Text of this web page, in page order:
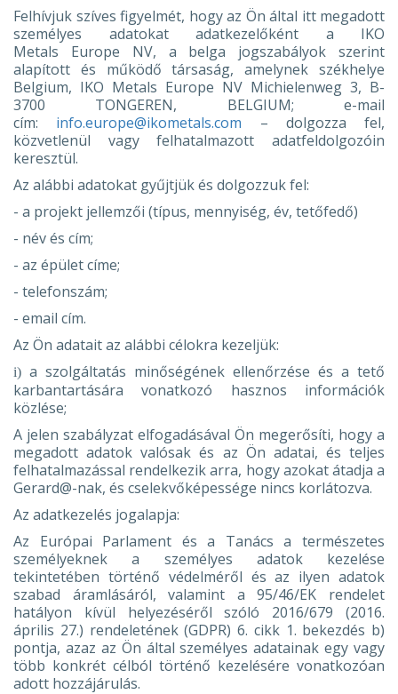
Felhívjuk szíves figyelmét, hogy az Ön által itt megadott
személyes adatokat adatkezelőként a IKO
Metals Europe NV, a belga jogszabályok szerint
alapított és működő társaság, amelynek székhelye
Belgium, IKO Metals Europe NV Michielenweg 3, B-
3700 TONGEREN, BELGIUM; e-mail
cím: info.europe@ikometals.com – dolgozza fel,
közvetlenül vagy felhatalmazott adatfeldolgozóin
keresztül.
Az alábbi adatokat gyűjtjük és dolgozzuk fel:
- a projekt jellemzői (típus, mennyiség, év, tetőfedő)
- név és cím;
- az épület címe;
- telefonszám;
- email cím.
Az Ön adatait az alábbi célokra kezeljük:
i) a szolgáltatás minőségének ellenőrzése és a tető
karbantartására vonatkozó hasznos információk
közlése;
A jelen szabályzat elfogadásával Ön megerősíti, hogy a
megadott adatok valósak és az Ön adatai, és teljes
felhatalmazással rendelkezik arra, hogy azokat átadja a
Gerard@-nak, és cselekvőképessége nincs korlátozva.
Az adatkezelés jogalapja:
Az Európai Parlament és a Tanács a természetes
személyeknek a személyes adatok kezelése
tekintetében történő védelméről és az ilyen adatok
szabad áramlásáról, valamint a 95/46/EK rendelet
hatályon kívül helyezéséről szóló 2016/679 (2016.
április 27.) rendeletének (GDPR) 6. cikk 1. bekezdés b)
pontja, azaz az Ön által személyes adatainak egy vagy
több konkrét célból történő kezelésére vonatkozóan
adott hozzájárulás.